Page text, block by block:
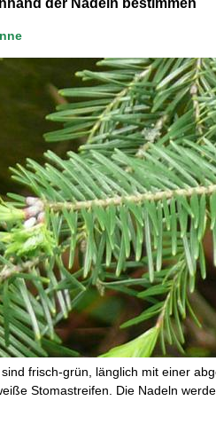
der Nadeln bestimmen
frisch-grün, länglich mit einer
Stomastreifen. Die Nadeln